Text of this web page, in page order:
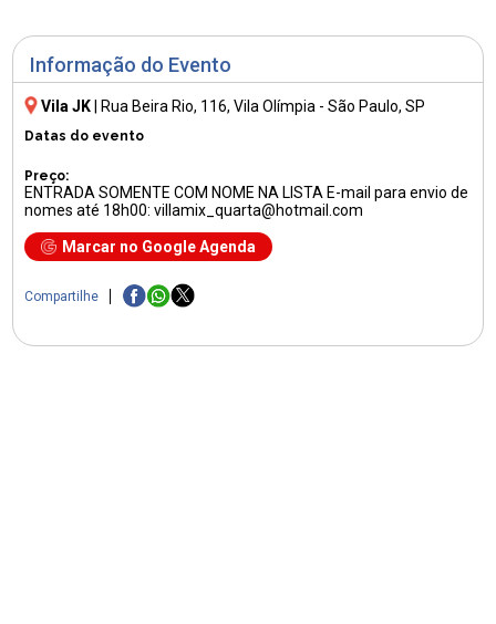
Informação do Evento
Vila JK Rua Beira Rio, 116, Vila Olímpia - São Paulo, SP
Datas do evento
Preço:
ENTRADA SOMENTE COM NOME NA LISTA E-mail para envio de
nomes até 18h00: villamix_quarta@hotmail.com
Marcar no Google Agenda
Compartilhe